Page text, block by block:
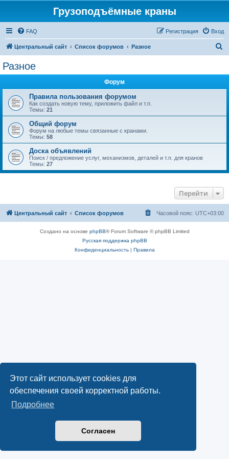
Этот сайт использует cookies для
обеспечения своей корректной работы.
Подробнее
Согласен
Грузоподъёмные краны
FAQ Вход
Регистрация
Центральный сайт Список форумов Разное
Разное
Форум
Правила пользования форумом
Как создать новую тему, приложить файл и т.п.
Темы: 21
Общий форум
Форум на любые темы связанные с кранами.
Темы: 58
Доска объявлений
Поиск / предложение услуг, механизмов, деталей и т.п. для кранов
Темы: 27
Перейти
Центральный сайт Список форумов Часовой пояс: UTC+03:00
Создано на основе phpBB® Forum Software © phpBB Limited
Русская поддержка phpBB
Конфиденциальность| Правила